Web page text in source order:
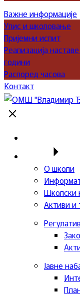
Важне информације
Упис и школовање
Пријемни испит
Реализација
години
Распоред часова
Контакт
О школи
Школски
Активи и
Јавне